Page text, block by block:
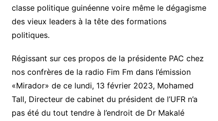
classe politique guinéenne voire même le dégagisme
des vieux leaders à la tête des formations
politiques.
Régissant sur ces propos de la présidente PAC chez
nos confrères de la radio Fim Fm dans l’émission
«Mirador» de ce lundi, 13 février 2023, Mohamed
Tall, Directeur de cabinet du président de l’UFR n’a
pas été du tout tendre à l’endroit de Dr Makalé